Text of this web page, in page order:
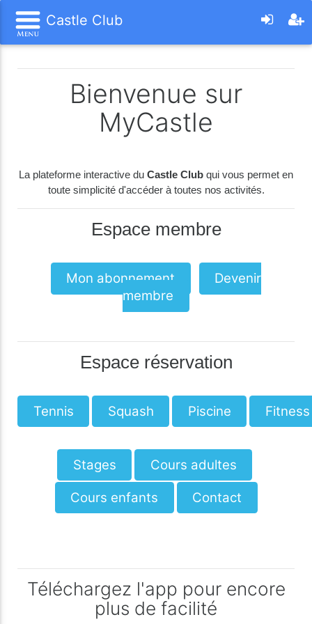
Castle Club
Bienvenue sur
MyCastle
La plateforme interactive du Castle Club qui vous permet en
toute simplicité d'accéder à toutes nos activités.
Espace membre
Mon abonnement
Devenir
membre
Espace réservation
Tennis Squash Piscine Fitness
Stages Cours adultes
Cours enfants Contact
Téléchargez l'app pour encore
plus de facilité